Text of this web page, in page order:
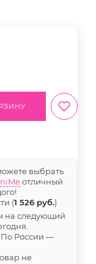
выбрать
отличный
(1 526 руб.)
на следующий
По России —
не